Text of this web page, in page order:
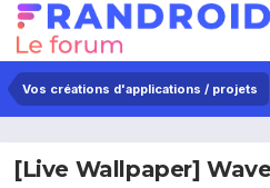
Vos créations d'applications / projets
[Live Wallpaper]